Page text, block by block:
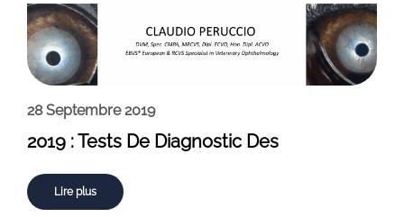
28 Septembre 2019
2019 : Tests De Diagnostic Des
Lire plus